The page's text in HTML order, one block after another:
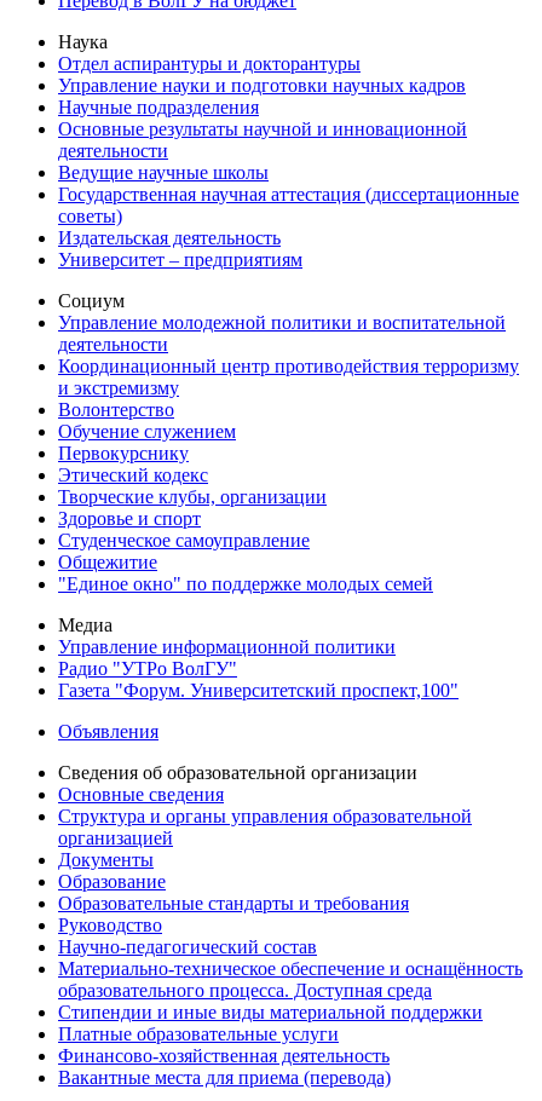
Наука
Отдел аспирантуры и докторантуры
Управление науки и подготовки научных кадров
Научные подразделения
Основные результаты научной и инновационной
деятельности
Ведущие научные школы
Государственная научная аттестация (диссертационные
советы)
Издательская деятельность
Университет – предприятиям
Социум
Управление молодежной политики и воспитательной
деятельности
Координационный центр противодействия терроризму
и экстремизму
Волонтерство
Обучение служением
Первокурснику
Этический кодекс
Творческие клубы, организации
Здоровье и спорт
Студенческое самоуправление
Общежитие
"Единое окно" по поддержке молодых семей
Медиа
Управление информационной политики
Радио "УТРо ВолГУ"
Газета "Форум. Университетский проспект,100"
Объявления
Сведения об образовательной организации
Основные сведения
Структура и органы управления образовательной
организацией
Документы
Образование
Образовательные стандарты и требования
Руководство
Научно-педагогический состав
Материально-техническое обеспечение и оснащённость
образовательного процесса. Доступная среда
Стипендии и иные виды материальной поддержки
Платные образовательные услуги
Финансово-хозяйственная деятельность
Вакантные места для приема (перевода)